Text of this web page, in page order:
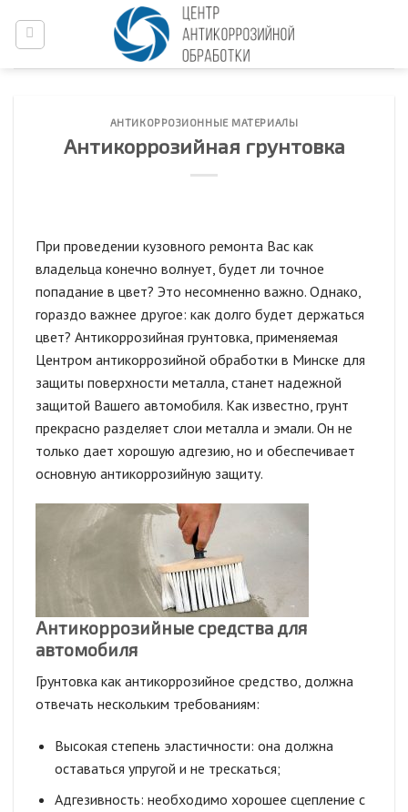
АНТИКОРРОЗИОННЫЕ МАТЕРИАЛЫ
Антикоррозийная грунтовка
При проведении кузовного ремонта Вас как
владельца конечно волнует, будет ли точное
попадание в цвет? Это несомненно важно. Однако,
гораздо важнее другое: как долго будет держаться
цвет? Антикоррозийная грунтовка, применяемая
Центром антикоррозийной обработки в Минске для
защиты поверхности металла, станет надежной
защитой Вашего автомобиля. Как известно, грунт
прекрасно разделяет слои металла и эмали. Он не
только дает хорошую адгезию, но и обеспечивает
основную антикоррозийную защиту.
Антикоррозийные средства для
автомобиля
Грунтовка как антикоррозийное средство, должна
отвечать нескольким требованиям:
Высокая степень эластичности: она должна
оставаться упругой и не трескаться;
Адгезивность: необходимо хорошее сцепление с